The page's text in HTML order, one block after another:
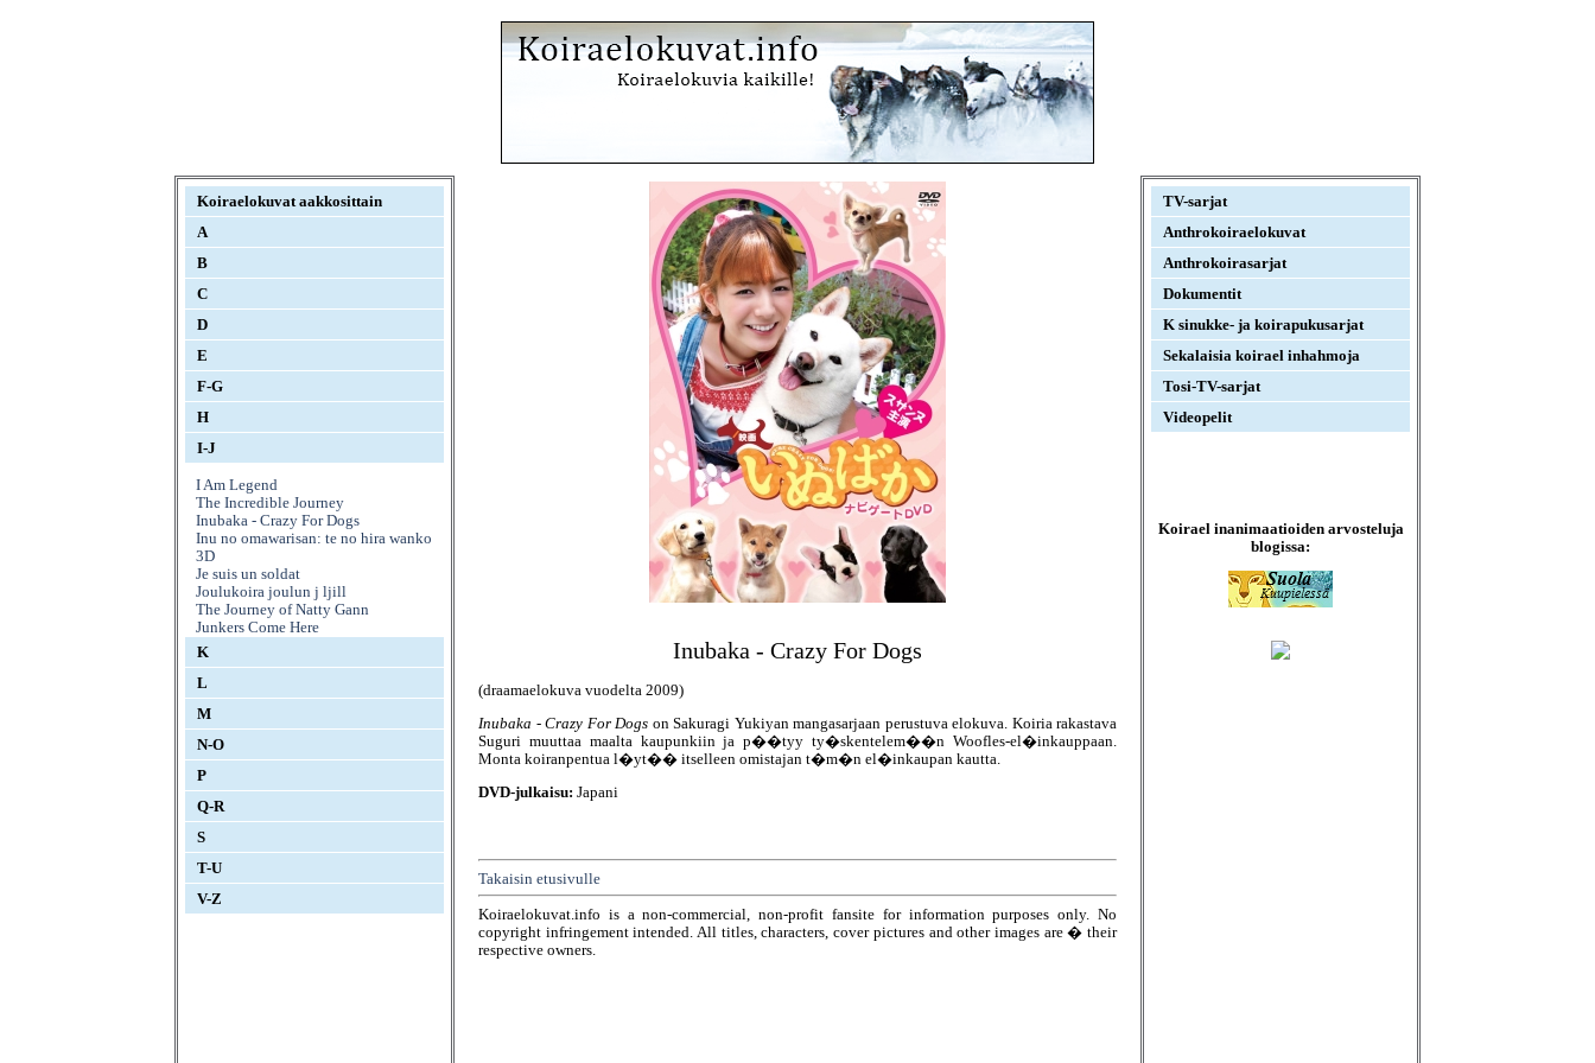
Koiraelokuvat aakkosittain
A
B
C
D
E
F-G
H
I-J
I Am Legend
The Incredible Journey
Inubaka - Crazy For Dogs
Inu no omawarisan: te no hira wanko
3D
Je suis un soldat
Joulukoira joulun j ljill
The Journey of Natty Gann
Junkers Come Here
K
L
M
N-O
P
Q-R
S
T-U
V-Z
TV-sarjat
Anthrokoiraelokuvat
Anthrokoirasarjat
Dokumentit
K sinukke- ja koirapukusarjat
Sekalaisia koirael inhahmoja
Tosi-TV-sarjat
Videopelit
Koirael inanimaatioiden arvosteluja
blogissa:
Inubaka - Crazy For Dogs
(draamaelokuva vuodelta 2009)
Inubaka - Crazy For Dogs on Sakuragi Yukiyan mangasarjaan perustuva elokuva. Koiria rakastava
Suguri muuttaa maalta kaupunkiin ja p��tyy ty�skentelem��n Woofles-el�inkauppaan.
Monta koiranpentua l�yt�� itselleen omistajan t�m�n el�inkaupan kautta.
DVD-julkaisu: Japani
Takaisin etusivulle
Koiraelokuvat.info is a non-commercial, non-profit fansite for information purposes only. No
copyright infringement intended. All titles, characters, cover pictures and other images are � their
respective owners.